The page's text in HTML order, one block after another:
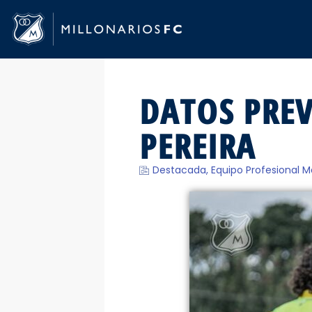
DATOS
PEREIRA
Destacada, Equipo Profesional